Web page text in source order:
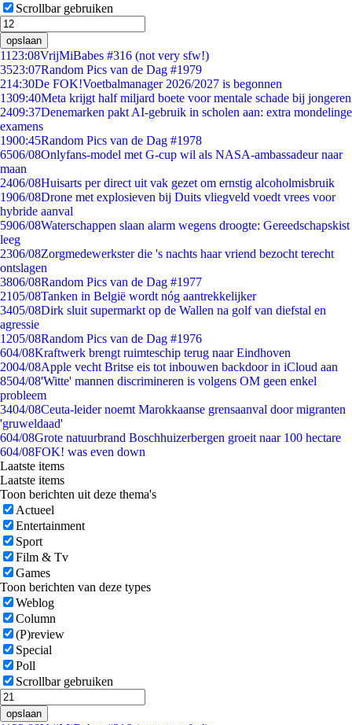
Scrollbar gebruiken
opslaan
11 23:08VrijMiBabes #316 (not very sfw!)
3523:07Random Pics van de Dag #1979
214:30De FOK!Voetbalmanager 2026/2027 is begonnen
1309:40Meta krijgt half miljard boete voor mentale schade bij jongeren
2409:37Denemarken pakt AI-gebruik in scholen aan: extra mondelinge
examens
1900:45Random Pics van de Dag #1978
6506/08Onlyfans-model met G-cup wil als NASA-ambassadeur naar
maan
2406/08Huisarts per direct uit vak gezet om ernstig alcoholmisbruik
1906/08Drone met explosieven bij Duits vliegveld voedt vrees voor
hybride aanval
5906/08Waterschappen slaan alarm wegens droogte: Gereedschapskist
leeg
2306/08Zorgmedewerkster die 's nachts haar vriend bezocht terecht
ontslagen
3806/08Random Pics van de Dag #1977
2105/08Tanken in België wordt nóg aantrekkelijker
3405/08Dirk sluit supermarkt op de Wallen na golf van diefstal en
agressie
1205/08Random Pics van de Dag #1976
604/08Kraftwerk brengt ruimteschip terug naar Eindhoven
2004/08Apple vecht Britse eis tot inbouwen backdoor in iCloud aan
8504/08'Witte' mannen discrimineren is volgens OM geen enkel
probleem
3404/08Ceuta-leider noemt Marokkaanse grensaanval door migranten
'gruweldaad'
604/08Grote natuurbrand Boschhuizerbergen groeit naar 100 hectare
604/08FOK! was even down
Laatste items
Laatste items
Toon berichten uit deze thema's
Actueel
Entertainment
Sport
Film & Tv
Games
Toon berichten van deze types
Weblog
Column
(P)review
Special
Poll
Scrollbar gebruiken
opslaan